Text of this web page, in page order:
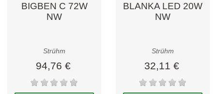
BIGBEN C 72W
NW
Strühm
94,76 €
BLANKA LED 20W
NW
Strühm
32,11 €